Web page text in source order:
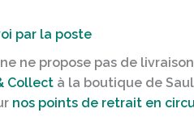
nous utilisons quelques
de mieux connaître
des services mieux
par la poste
ne propose pas de
Collect à la boutique de
nos points de retrait en
Berthaut
€ / pièce